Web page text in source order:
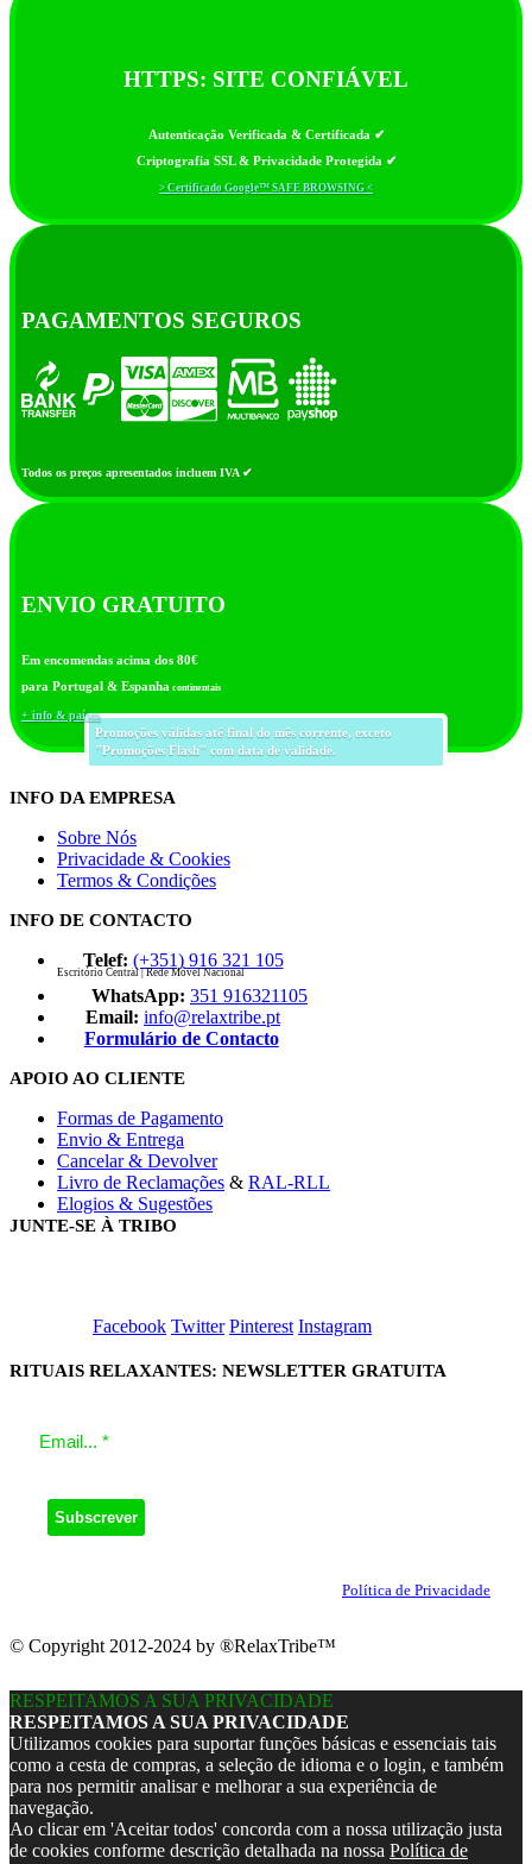
HTTPS: SITE CONFIÁVEL
Autenticação Verificada & Certificada ✔
Criptografia SSL & Privacidade Protegida ✔
> Certificado Google™ SAFE BROWSING <
PAGAMENTOS SEGUROS
Todos os preços apresentados incluem IVA ✔
ENVIO GRATUITO
Em encomendas acima dos 80€
para Portugal & Espanha continentais
+ info & países
Promoções válidas até final do mês corrente, exceto
"Promoções Flash" com data de validade.
INFO DA EMPRESA
Sobre Nós
Privacidade & Cookies
Termos & Condições
INFO DE CONTACTO
Telef: (+351) 916 321 105
Escritório Central | Rede Móvel Nacional
WhatsApp: 351 916321105
Email: info@relaxtribe.pt
Formulário de Contacto
APOIO AO CLIENTE
Formas de Pagamento
Envio & Entrega
Cancelar & Devolver
Livro de Reclamações & RAL-RLL
Elogios & Sugestões
JUNTE-SE À TRIBO
Facebook Twitter Pinterest Instagram
RITUAIS RELAXANTES: NEWSLETTER GRATUITA
Política de Privacidade
© Copyright 2012-2024 by ®RelaxTribe™
RESPEITAMOS A SUA PRIVACIDADE
RESPEITAMOS A SUA PRIVACIDADE
Utilizamos cookies para suportar funções básicas e essenciais tais
como a cesta de compras, a seleção de idioma e o login, e também
para nos permitir analisar e melhorar a sua experiência de
navegação.
Ao clicar em 'Aceitar todos' concorda com a nossa utilização justa
de cookies conforme descrição detalhada na nossa Política de